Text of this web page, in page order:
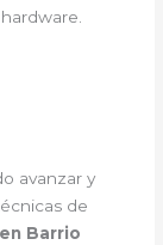
avanzar y
de
Barrio